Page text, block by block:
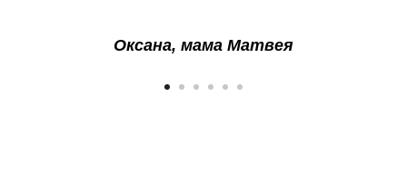
Оксана, мама Матвея